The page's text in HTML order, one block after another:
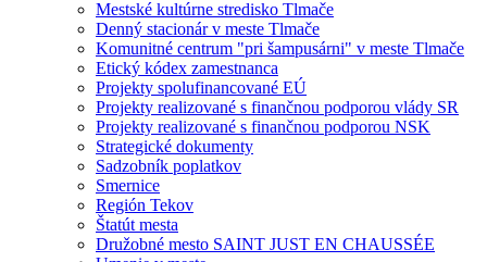
Mestské kultúrne stredisko Tlmače
Denný stacionár v meste Tlmače
Komunitné centrum "pri šampusárni" v meste Tlmače
Etický kódex zamestnanca
Projekty spolufinancované EÚ
Projekty realizované s finančnou podporou vlády SR
Projekty realizované s finančnou podporou NSK
Strategické dokumenty
Sadzobník poplatkov
Smernice
Región Tekov
Štatút mesta
Družobné mesto SAINT JUST EN CHAUSSÉE